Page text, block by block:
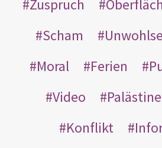
Zuspruch
Scham
Moral
Ferien
Video
Konflikt